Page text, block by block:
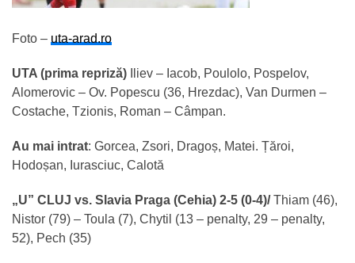
Foto – uta-arad.ro
UTA (prima repriză) Iliev – Iacob, Poulolo, Pospelov,
Alomerovic – Ov. Popescu (36, Hrezdac), Van Durmen –
Costache, Tzionis, Roman – Câmpan.
Au mai intrat: Gorcea, Zsori, Dragoș, Matei. Țăroi,
Hodoșan, Iurasciuc, Calotă
„U” CLUJ vs. Slavia Praga (Cehia) 2-5 (0-4)/Thiam (46),
Nistor (79) – Toula (7), Chytil (13 – penalty, 29 – penalty,
52), Pech (35)